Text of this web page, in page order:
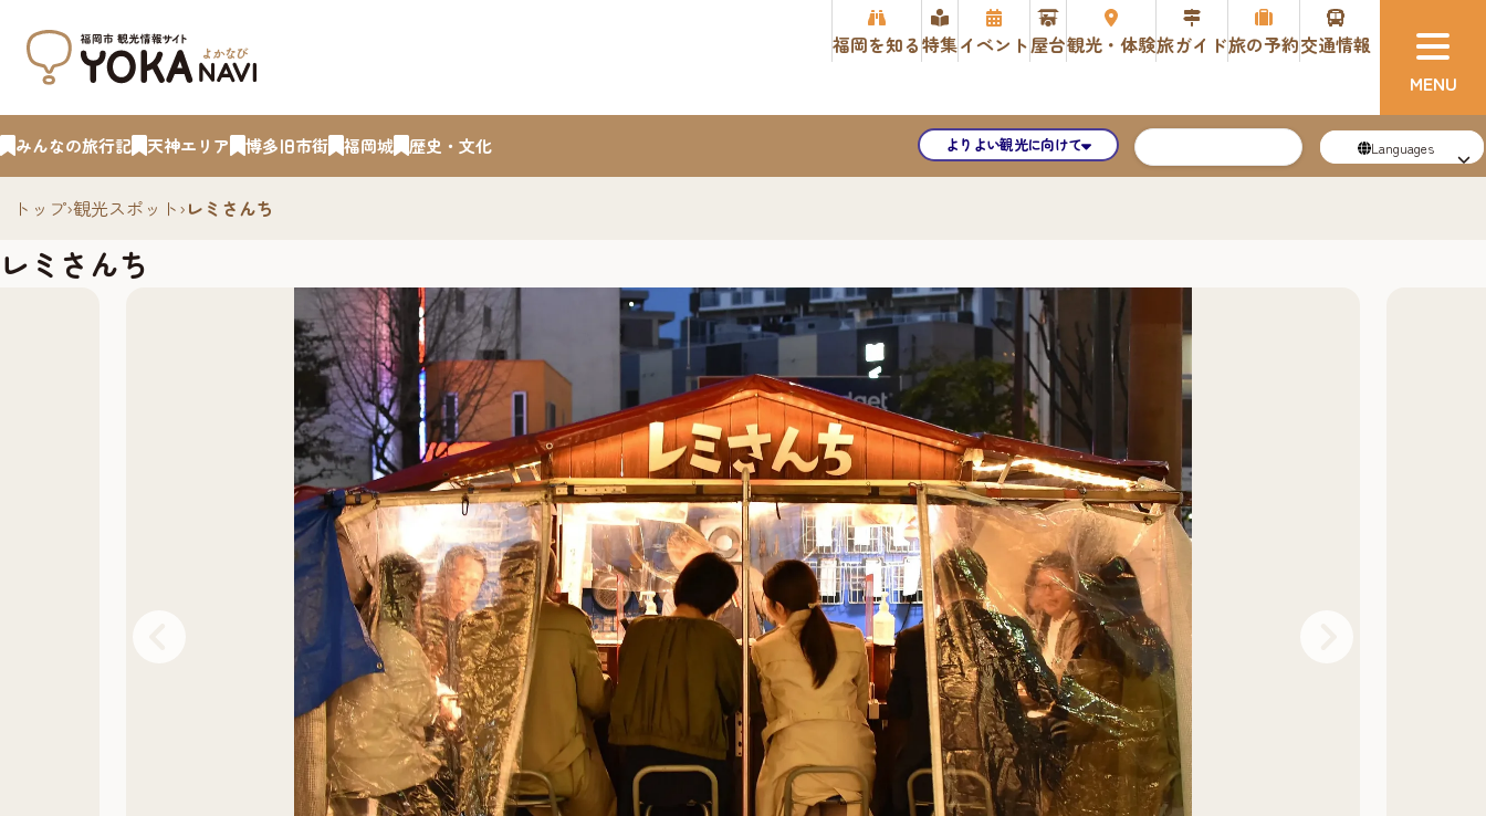
福岡を知る特集イベント屋台観光・体験旅ガイド旅の予約交通情報
みんなの旅行記 天神エリア 博多旧市街 福岡城 歴史・文化 よりよい観光に向けて Languages
トップ›観光スポット›レミさんち
レミさんち